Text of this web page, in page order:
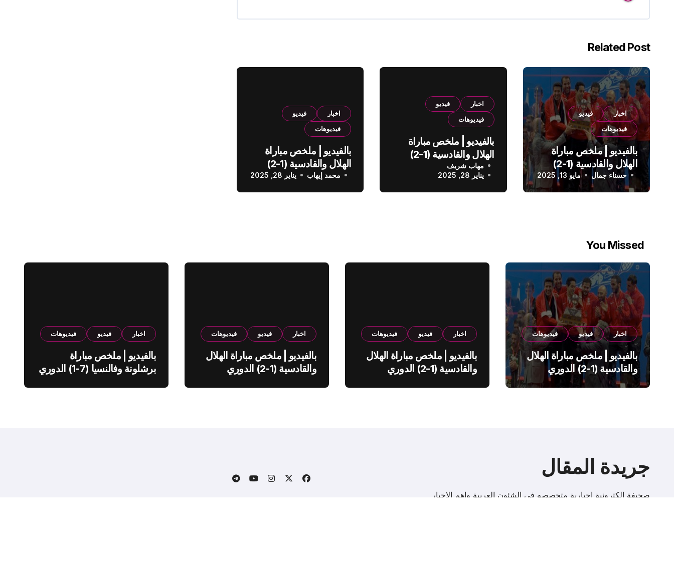
Related Post
اخبار
فيديو
فيديوهات
بالفيديو | ملخص مباراة
الهلال والقادسية (1-2)
الدوري السعودي
حسناء جمال مايو 13, 2025
اخبار
فيديو
فيديوهات
بالفيديو | ملخص مباراة
الهلال والقادسية (1-2)
الدوري السعودي
مهاب شريف
يناير 28, 2025
اخبار
فيديو
فيديوهات
بالفيديو | ملخص مباراة
الهلال والقادسية (1-2)
الدوري السعودي
محمد إيهاب يناير 28, 2025
You Missed
اخبار فيديو فيديوهات
بالفيديو | ملخص مباراة الهلال
والقادسية (1-2) الدوري
السعودي
اخبار فيديو فيديوهات
بالفيديو | ملخص مباراة الهلال
والقادسية (1-2) الدوري
اخبار فيديو فيديوهات
بالفيديو | ملخص مباراة الهلال
والقادسية (1-2) الدوري
اخبار فيديو فيديوهات
بالفيديو | ملخص مباراة
برشلونة وفالنسيا (7-1) الدوري
جريدة المقال
صحيفة إلكترونية اخبارية متخصصه فى الشئون العربية واهم الاخبار